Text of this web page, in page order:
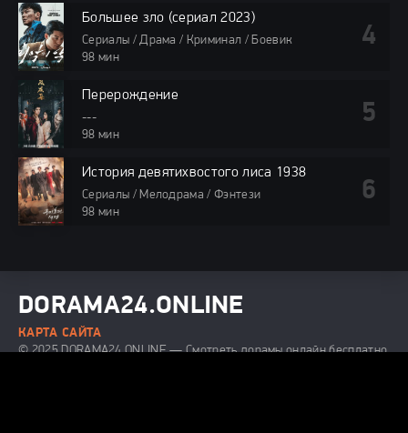
Большее зло (сериал 2023)
Сериалы / Драма / Криминал / Боевик
98 мин
Перерождение
---
98 мин
История девятихвостого лиса 1938
Сериалы / Мелодрама / Фэнтези
98 мин
DORAMA24.ONLINE
© 2025 DORAMA24.ONLINE — Смотреть дорамы онлайн бесплатно
КАРТА САЙТА